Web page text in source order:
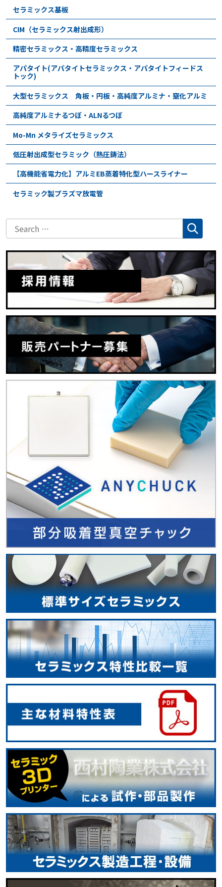
セラミックス基板
CIM（セラミックス射出成形）
精密セラミックス・高精度セラミックス
アパタイト(アパタイトセラミックス・アパタイトフィードス
トック)
大型セラミックス 角板・円板・高純度アルミナ・窒化アルミ
高純度アルミナるつぼ・ALNるつぼ
Mo-Mn メタライズセラミックス
低圧射出成型セラミック（熱圧鋳法）
【高機能省電力化】アルミEB蒸着特化型ハースライナー
セラミック製プラズマ放電管